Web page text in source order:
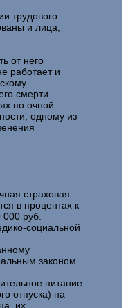
трудового
и лица,
от него
работает и
смерти.
по очной
одному из
страховая
в процентах к
руб.
социальной
законом
питание
отпуска) на
их